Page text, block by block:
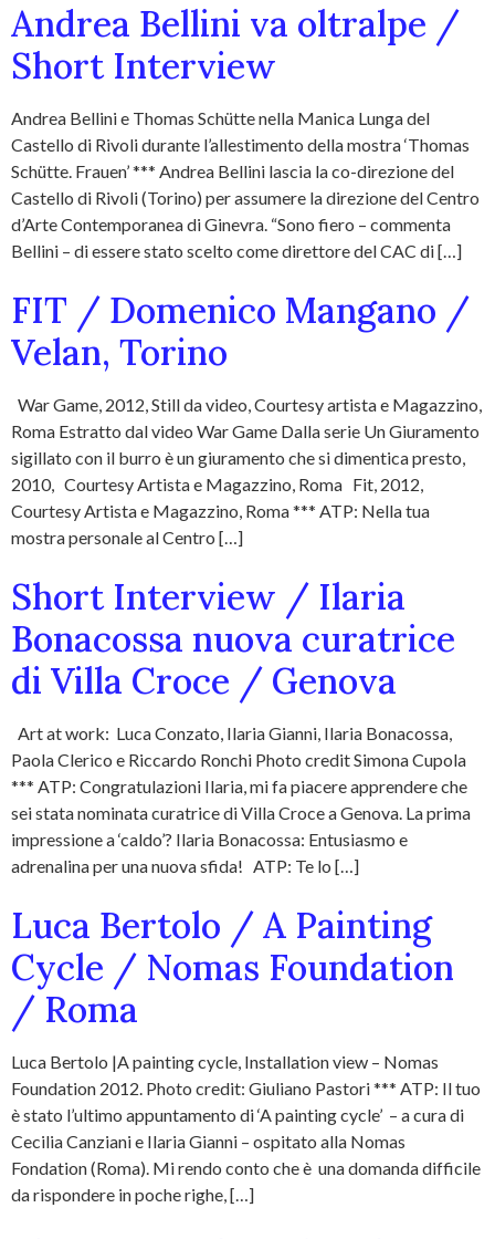
Andrea Bellini va oltralpe /
Short Interview
Andrea Bellini e Thomas Schütte nella Manica Lunga del
Castello di Rivoli durante l’allestimento della mostra ‘Thomas
Schütte. Frauen’ *** Andrea Bellini lascia la co-direzione del
Castello di Rivoli (Torino) per assumere la direzione del Centro
d’Arte Contemporanea di Ginevra. “Sono fiero – commenta
Bellini – di essere stato scelto come direttore del CAC di […]
FIT / Domenico Mangano /
Velan, Torino
War Game, 2012, Still da video, Courtesy artista e Magazzino,
Roma Estratto dal video War Game Dalla serie Un Giuramento
sigillato con il burro è un giuramento che si dimentica presto,
2010, Courtesy Artista e Magazzino, Roma Fit, 2012,
Courtesy Artista e Magazzino, Roma *** ATP: Nella tua
mostra personale al Centro […]
Short Interview / Ilaria
Bonacossa nuova curatrice
di Villa Croce / Genova
Art at work: Luca Conzato, Ilaria Gianni, Ilaria Bonacossa,
Paola Clerico e Riccardo Ronchi Photo credit Simona Cupola
*** ATP: Congratulazioni Ilaria, mi fa piacere apprendere che
sei stata nominata curatrice di Villa Croce a Genova. La prima
impressione a ‘caldo’? Ilaria Bonacossa: Entusiasmo e
adrenalina per una nuova sfida! ATP: Te lo […]
Luca Bertolo / A Painting
Cycle / Nomas Foundation
/ Roma
Luca Bertolo |A painting cycle, Installation view – Nomas
Foundation 2012. Photo credit: Giuliano Pastori *** ATP: Il tuo
è stato l’ultimo appuntamento di ‘A painting cycle’ – a cura di
Cecilia Canziani e Ilaria Gianni – ospitato alla Nomas
Fondation (Roma). Mi rendo conto che è una domanda difficile
da rispondere in poche righe, […]